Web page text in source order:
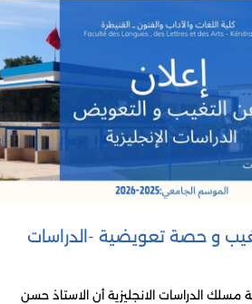
و حصة تعويضية -الدراسات
مسلك الدراسات الانجليزية أن الاستاذ حسن